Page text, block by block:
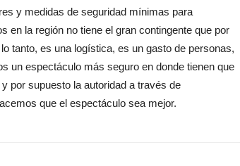
y medidas de seguridad mínimas para
en la región no tiene el gran contingente que por
tanto, es una logística, es un gasto de personas,
un espectáculo más seguro en donde tienen que
por supuesto la autoridad a través de
que el espectáculo sea mejor.